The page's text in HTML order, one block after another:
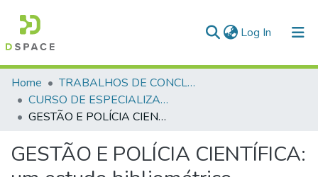
Log In (current)
Communities & Collections
All of DSpace
Home
TRABALHOS DE CONCLUSÃO DE CURSO - CAESP (CURSO DE ESPECIALIZAÇÃO EM ALTOS ESTUDOS EM SEGURANÇA PÚBLICA)
CURSO DE ESPECIALIZAÇÃO EM ALTOS ESTUDOS EM SEGURANÇA PÚBLICA - CAESP - 2025 - 1
GESTÃO E POLÍCIA CIENTÍFICA: um estudo bibliométrico
GESTÃO E POLÍCIA CIENTÍFICA: